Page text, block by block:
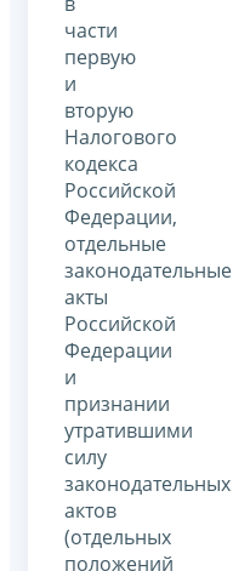
части
первую
и
вторую
Налогового
кодекса
Российской
Федерации,
отдельные
законодательные
акты
Российской
Федерации
и
признании
утратившими
силу
законодательных
актов
(отдельных
положений